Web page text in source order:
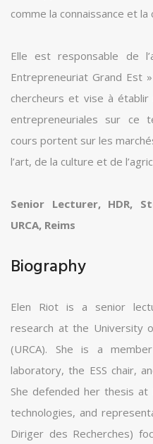
comme la connaissance et la
Elle est responsable de
Entrepreneuriat Grand Est
chercheurs et vise à
entrepreneuriales sur ce
cours portent sur les
l’art, de la culture et de
Senior Lecturer, HDR,
URCA, Reims
Biography
Elen Riot is a senior
research at the University
(URCA). She is a
laboratory, the ESS chair,
She defended her thesis
technologies, and
Diriger des Recherches)